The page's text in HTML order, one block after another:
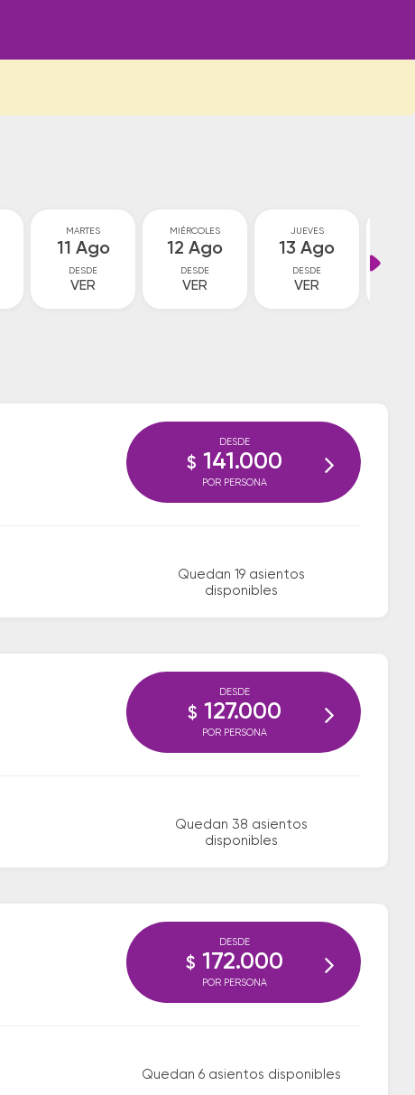
MARTES
11 Ago
DESDE
VER
MIÉRCOLES
12 Ago
DESDE
VER
JUEVES
13 Ago
DESDE
VER
Quedan 19 asientos
disponibles
DESDE
$ 141.000
POR PERSONA
Quedan 38 asientos
disponibles
DESDE
$ 127.000
POR PERSONA
Quedan 6 asientos disponibles
DESDE
$ 172.000
POR PERSONA